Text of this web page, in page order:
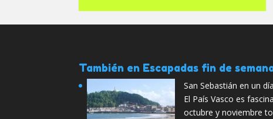
También en Escapadas fin de
San Sebastián en un día
El País Vasco es
octubre y noviembre